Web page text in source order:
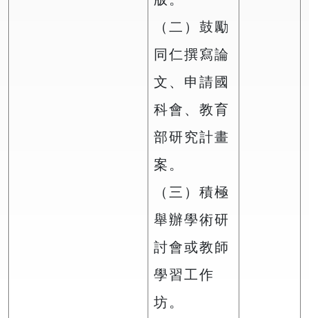
（二）鼓勵
同仁撰寫論
文、申請國
科會、教育
部研究計畫
案。
（三）積極
舉辦學術研
討會或教師
學習工作
坊。